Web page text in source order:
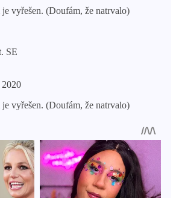
vyřešen. (Doufám, že natrvalo)
SE
2020
vyřešen. (Doufám, že natrvalo)